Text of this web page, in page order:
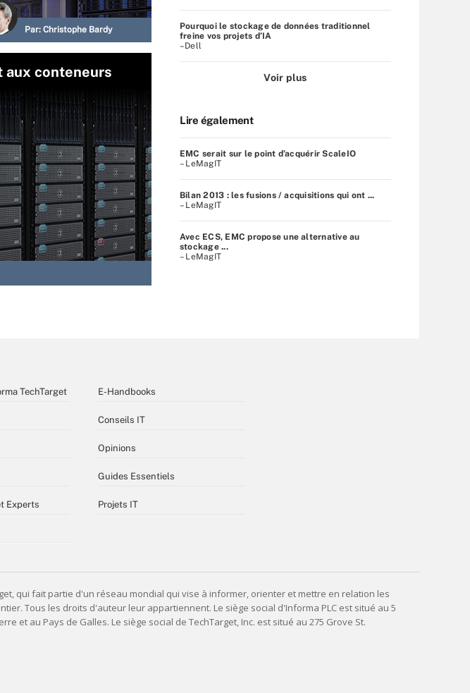
Par: Christophe Bardy
aux conteneurs
Pourquoi le stockage de données traditionnel
freine vos projets d’IA
–Dell
Voir plus
Lire également
EMC serait sur le point d’acquérir ScaleIO
– LeMagIT
Bilan 2013 : les fusions / acquisitions qui ont ...
– LeMagIT
Avec ECS, EMC propose une alternative au
stockage ...
– LeMagIT
TechTarget
Experts
E-Handbooks
Conseils IT
Opinions
Guides Essentiels
Projets IT